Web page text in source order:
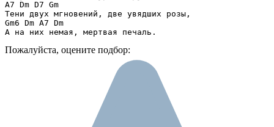
A7 Dm D7 Gm
Тени двух мгновений, две увядших розы,
Gm6 Dm A7 Dm
А на них немая, мертвая печаль.
Пожалуйста, оцените подбор: